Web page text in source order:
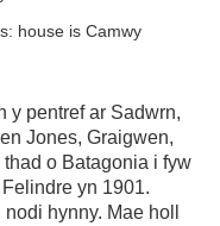
y pentref ar Sadwrn,
Jones, Graigwen,
o Batagonia i fyw
yn 1901.
hynny. Mae holl